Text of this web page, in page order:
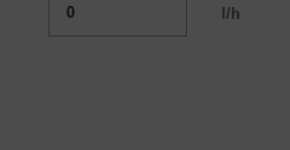
l/h